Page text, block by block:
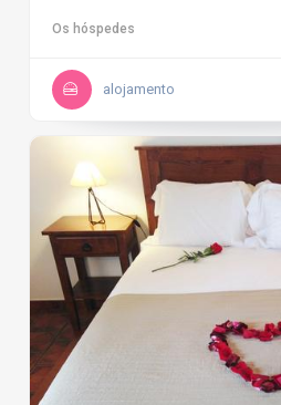
Os hóspedes
alojamento